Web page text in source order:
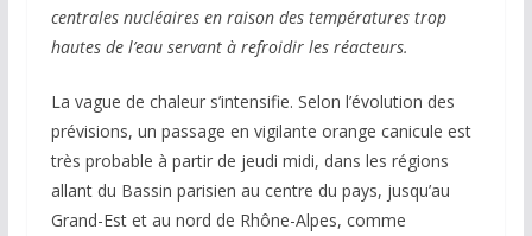
centrales nucléaires en raison des températures trop
hautes de l’eau servant à refroidir les réacteurs.
La vague de chaleur s’intensifie. Selon l’évolution des
prévisions, un passage en vigilante orange canicule est
très probable à partir de jeudi midi, dans les régions
allant du Bassin parisien au centre du pays, jusqu’au
Grand-Est et au nord de Rhône-Alpes, comme